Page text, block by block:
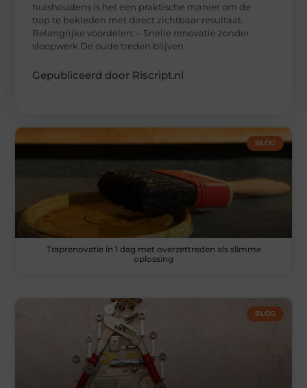
huishoudens is het een praktische manier om de
trap te bekleden met direct zichtbaar resultaat.
Belangrijke voordelen: – Snelle renovatie zonder
sloopwerk De oude treden blijven
Gepubliceerd door Riscript.nl
BLOG
Traprenovatie in 1 dag met overzettreden als slimme
oplossing
BLOG